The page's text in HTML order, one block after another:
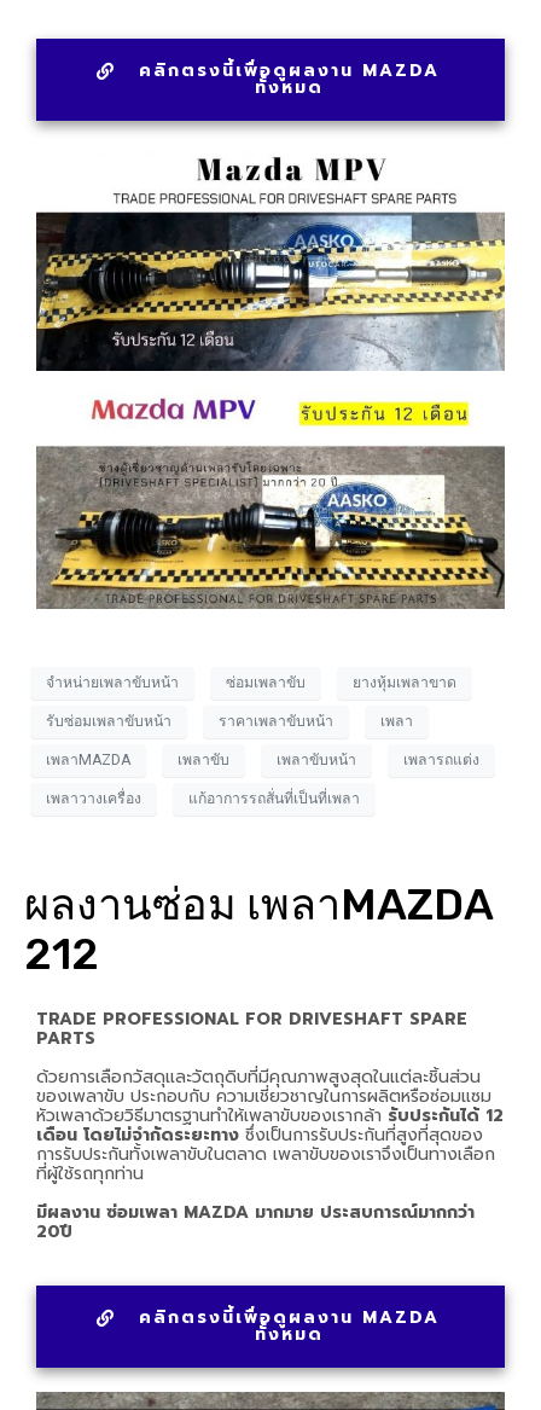
คลิกตรงนี้เพื่อดูผลงาน MAZDA
ทั้งหมด
จำหน่ายเพลาขับหน้า ซ่อมเพลาขับ ยางหุ้มเพลาขาด
รับซ่อมเพลาขับหน้า ราคาเพลาขับหน้า เพลา
เพลาMAZDA เพลาขับ เพลาขับหน้า เพลารถแต่ง
เพลาวางเครื่อง แก้อาการรถสั่นที่เป็นที่เพลา
ผลงานซ่อม เพลาMAZDA
212
TRADE PROFESSIONAL FOR DRIVESHAFT SPARE
PARTS
ด้วยการเลือกวัสดุและวัตถุดิบที่มีคุณภาพสูงสุดในแต่ละชิ้นส่วน
ของเพลาขับ ประกอบกับ ความเชี่ยวชาญในการผลิตหรือซ่อมแซม
หัวเพลาด้วยวิธีมาตรฐานทำให้เพลาขับของเรากล้า รับประกันได้ 12
เดือน โดยไม่จำกัดระยะทาง ซึ่งเป็นการรับประกันที่สูงที่สุดของ
การรับประกันทั้งเพลาขับในตลาด เพลาขับของเราจึงเป็นทางเลือก
ที่ผู้ใช้รถทุกท่าน
มีผลงาน ซ่อมเพลา MAZDA มากมาย ประสบการณ์มากกว่า
20ปี
คลิกตรงนี้เพื่อดูผลงาน MAZDA
ทั้งหมด